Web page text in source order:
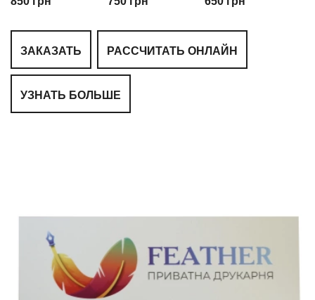
ЗАКАЗАТЬ РАССЧИТАТЬ ОНЛАЙН
УЗНАТЬ БОЛЬШЕ